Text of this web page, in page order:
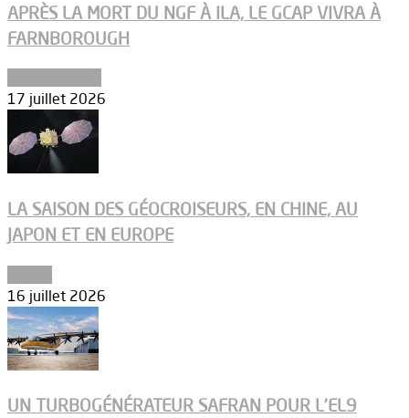
APRÈS LA MORT DU NGF À ILA, LE GCAP VIVRA À
FARNBOROUGH
17 juillet 2026
LA SAISON DES GÉOCROISEURS, EN CHINE, AU
JAPON ET EN EUROPE
16 juillet 2026
UN TURBOGÉNÉRATEUR SAFRAN POUR L’EL9